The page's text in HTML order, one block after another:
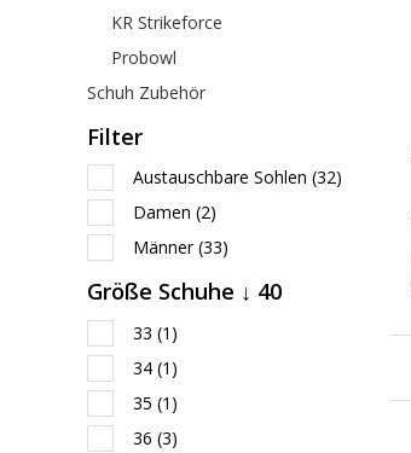
KR Strikeforce
Probowl
Schuh Zubehör
Filter
Austauschbare Sohlen (32)
Damen (2)
Männer(33)
Größe Schuhe ↓ 40
33 (1)
34 (1)
35 (1)
36 (3)